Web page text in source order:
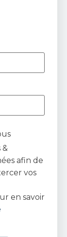
&
afin de
vos
en savoir